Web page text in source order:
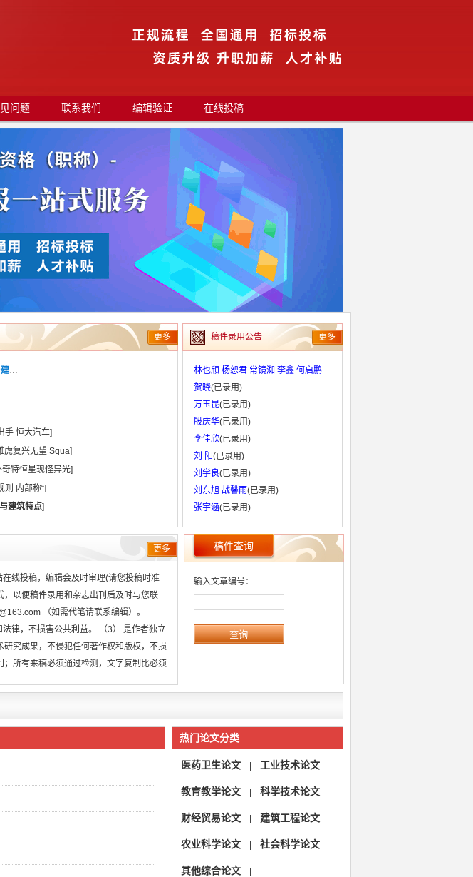
问题 联系我们 编辑验证 在线投稿
更多
点
手 恒大汽车]
虎复兴无望 Squa]
特恒星现怪异光]
则 内部称“]
建筑特点]
稿件录用公告 更多
林也颀 杨恕君 常镜洳 李鑫 何启鹏
贺晓(已录用)
万玉昆(已录用)
殷庆华(已录用)
李佳欣(已录用)
刘 阳(已录用)
刘学良(已录用)
刘东旭 战馨雨(已录用)
张宇涵(已录用)
更多
在线投稿，编辑会及时审理(请您投稿时准
，以便稿件录用和杂志出刊后及时与您联
（如需代笔请联系编辑）。
法律，不损害公共利益。 （3） 是作者独立
研究成果，不侵犯任何著作权和版权，不损
；所有来稿必须通过检测，文字复制比必须
稿件查询
输入文章编号：
热门论文分类
医药卫生论文 工业技术论文
教育教学论文 科学技术论文
财经贸易论文 建筑工程论文
农业科学论文 社会科学论文
其他综合论文